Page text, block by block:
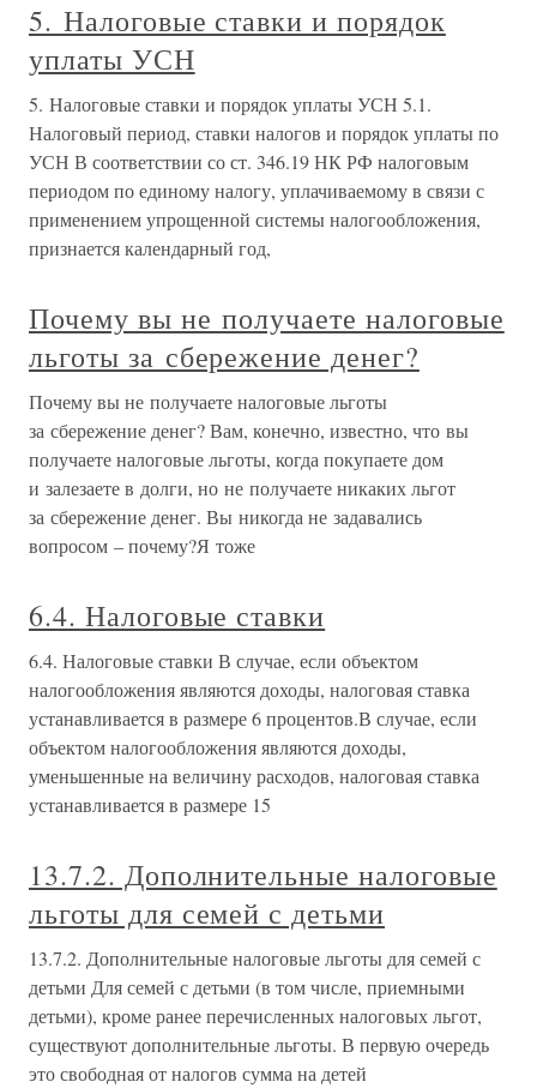
5. Налоговые ставки и порядок
уплаты УСН
5. Налоговые ставки и порядок уплаты УСН 5.1.
Налоговый период, ставки налогов и порядок уплаты по
УСН В соответствии со ст. 346.19 НК РФ налоговым
периодом по единому налогу, уплачиваемому в связи с
применением упрощенной системы налогообложения,
признается календарный год,
Почему вы не получаете налоговые
льготы за сбережение денег?
Почему вы не получаете налоговые льготы
за сбережение денег? Вам, конечно, известно, что вы
получаете налоговые льготы, когда покупаете дом
и залезаете в долги, но не получаете никаких льгот
за сбережение денег. Вы никогда не задавались
вопросом – почему?Я тоже
6.4. Налоговые ставки
6.4. Налоговые ставки В случае, если объектом
налогообложения являются доходы, налоговая ставка
устанавливается в размере 6 процентов.В случае, если
объектом налогообложения являются доходы,
уменьшенные на величину расходов, налоговая ставка
устанавливается в размере 15
13.7.2. Дополнительные налоговые
льготы для семей с детьми
13.7.2. Дополнительные налоговые льготы для семей с
детьми Для семей с детьми (в том числе, приемными
детьми), кроме ранее перечисленных налоговых льгот,
существуют дополнительные льготы. В первую очередь
это свободная от налогов сумма на детей